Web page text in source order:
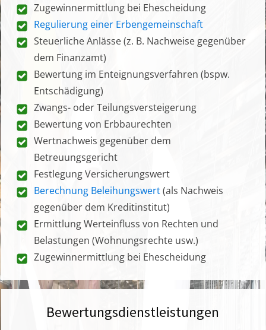
Zugewinnermittlung bei Ehescheidung
Regulierung einer Erbengemeinschaft
Steuerliche Anlässe (z. B. Nachweise gegenüber
dem Finanzamt)
Bewertung im Enteignungsverfahren (bspw.
Entschädigung)
Zwangs- oder Teilungsversteigerung
Bewertung von Erbbaurechten
Wertnachweis gegenüber dem
Betreuungsgericht
Festlegung Versicherungswert
Berechnung Beleihungswert(als Nachweis
gegenüber dem Kreditinstitut)
Ermittlung Werteinfluss von Rechten und
Belastungen (Wohnungsrechte usw.)
Zugewinnermittlung bei Ehescheidung
Bewertungsdienstleistungen